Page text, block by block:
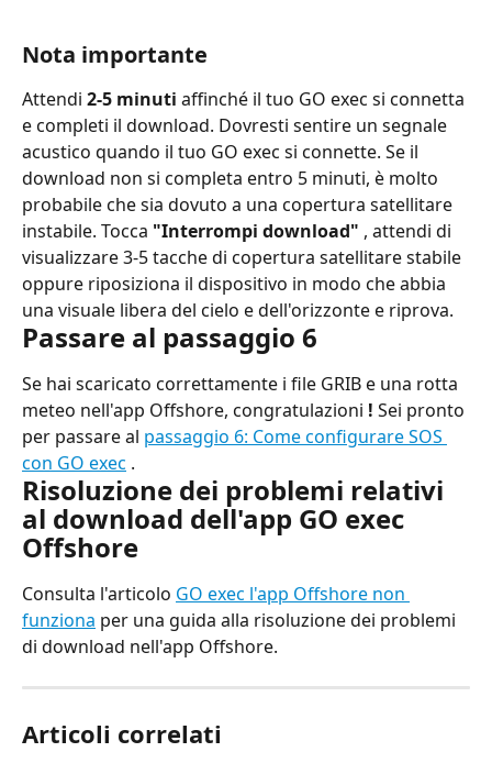
Nota importante
Attendi 2-5 minuti affinché il tuo GO exec si connetta
e completi il ​​download. Dovresti sentire un segnale
acustico quando il tuo GO exec si connette. Se il
download non si completa entro 5 minuti, è molto
probabile che sia dovuto a una copertura satellitare
instabile. Tocca "Interrompi download" , attendi di
visualizzare 3-5 tacche di copertura satellitare stabile
oppure riposiziona il dispositivo in modo che abbia
una visuale libera del cielo e dell'orizzonte e riprova.
Passare al passaggio 6
Se hai scaricato correttamente i file GRIB e una rotta
meteo nell'app Offshore, congratulazioni ! Sei pronto
per passare al passaggio 6: Come configurare SOS
con GO exec .
Risoluzione dei problemi relativi
al download dell'app GO exec
Offshore
Consulta l'articolo GO exec l'app Offshore non
funziona per una guida alla risoluzione dei problemi
di download nell'app Offshore.
Articoli correlati